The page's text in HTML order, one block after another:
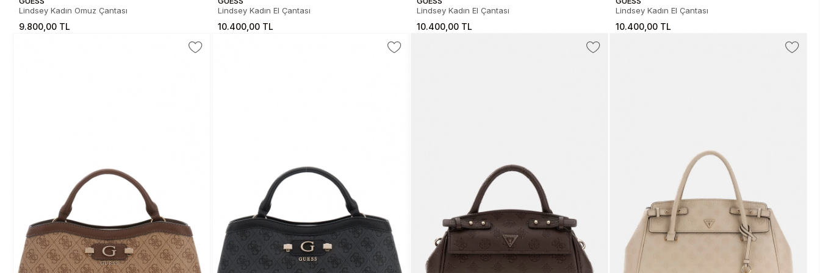
Lindsey Kadın Omuz Çantası
9.800,00 TL
Lindsey Kadın El Çantası
10.400,00 TL
Lindsey Kadın El Çantası
10.400,00 TL
Lindsey Kadın El Çantası
10.400,00 TL